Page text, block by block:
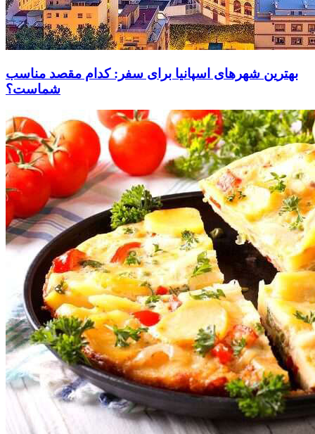
بهترین شهرهای اسپانیا برای سفر: کدام مقصد مناسب
شماست؟